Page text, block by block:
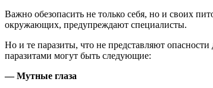
Важно обезопасить не только себя, но и своих
окружающих, предупреждают специалисты.
Но и те паразиты, что не представляют
паразитами могут быть следующие:
— Мутные глаза